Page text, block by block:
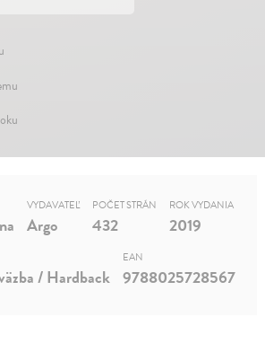
VYDAVATEĽ
Argo
POČET STRÁN
432
ROK VYDANIA
2019
/ Hardback
EAN
9788025728567